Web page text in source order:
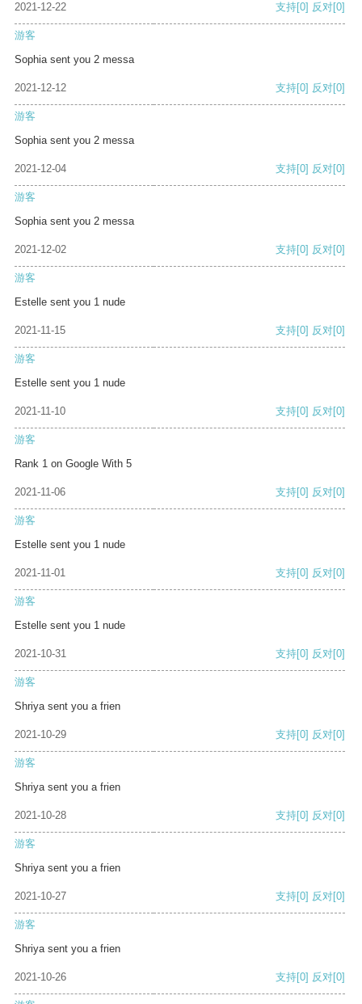
2021-12-22 支持[0] 反对[0]
游客
Sophia sent you 2 messa
2021-12-12 支持[0] 反对[0]
游客
Sophia sent you 2 messa
2021-12-04 支持[0] 反对[0]
游客
Sophia sent you 2 messa
2021-12-02 支持[0] 反对[0]
游客
Estelle sent you 1 nude
2021-11-15 支持[0] 反对[0]
游客
Estelle sent you 1 nude
2021-11-10 支持[0] 反对[0]
游客
Rank 1 on Google With 5
2021-11-06 支持[0] 反对[0]
游客
Estelle sent you 1 nude
2021-11-01 支持[0] 反对[0]
游客
Estelle sent you 1 nude
2021-10-31 支持[0] 反对[0]
游客
Shriya sent you a frien
2021-10-29 支持[0] 反对[0]
游客
Shriya sent you a frien
2021-10-28 支持[0] 反对[0]
游客
Shriya sent you a frien
2021-10-27 支持[0] 反对[0]
游客
Shriya sent you a frien
2021-10-26 支持[0] 反对[0]